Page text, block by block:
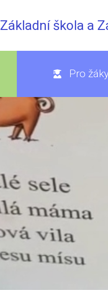
Základní škola a
Pro